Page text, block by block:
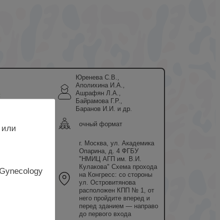
Юренева С.В.,
Аполихина И.А.,
Ашрафян Л.А.,
Байрамова Г.Р.,
Баранов И.И. и др.
очный формат
г. Москва, ул. Академика
Опарина, д. 4 ФГБУ
"НМИЦ АГП им. В.И.
Кулакова" Схема прохода
на Конгресс: со стороны
ул. Островитянова
расположен КПП № 1, от
него пройдите вперед и
перед зданием — направо
до первого входа
или